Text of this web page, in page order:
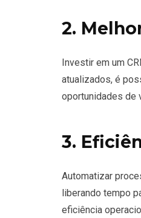
2.
Investir em um
atualizados, é
oportunidades de
3.
Automatizar
liberando tempo
eficiência